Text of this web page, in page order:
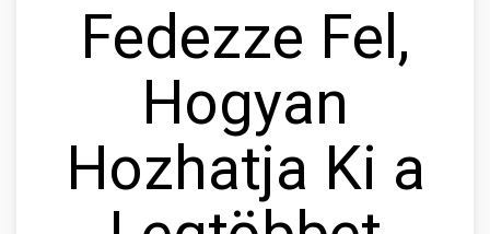
Fedezze Fel,
Hogyan
Hozhatja Ki a